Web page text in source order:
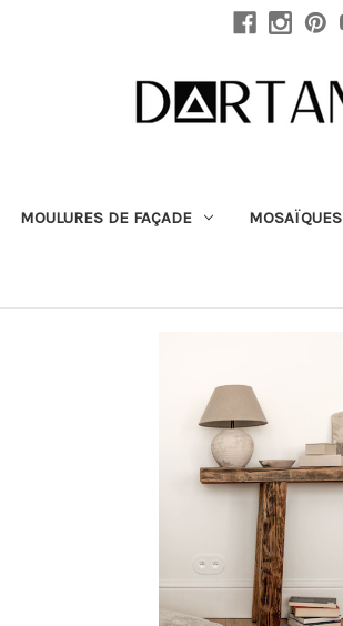
Passer au
MOULURES DE FAÇADE MOSAÏQUES